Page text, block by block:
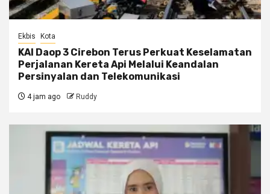
Ekbis Kota
KAI Daop 3 Cirebon Terus Perkuat Keselamatan
Perjalanan Kereta Api Melalui Keandalan
Persinyalan dan Telekomunikasi
4 jam ago Ruddy